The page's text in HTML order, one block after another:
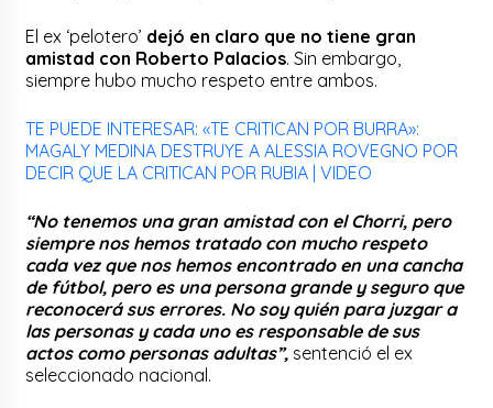
El ex ‘pelotero’ dejó en claro que no tiene gran
amistad con Roberto Palacios. Sin embargo,
siempre hubo mucho respeto entre ambos.
TE PUEDE INTERESAR: «TE CRITICAN POR BURRA»:
MAGALY MEDINA DESTRUYE A ALESSIA ROVEGNO POR
DECIR QUE LA CRITICAN POR RUBIA | VIDEO
“No tenemos una gran amistad con el Chorri, pero
siempre nos hemos tratado con mucho respeto
cada vez que nos hemos encontrado en una cancha
de fútbol, pero es una persona grande y seguro que
reconocerá sus errores. No soy quién para juzgar a
las personas y cada uno es responsable de sus
actos como personas adultas”, sentenció el ex
seleccionado nacional.